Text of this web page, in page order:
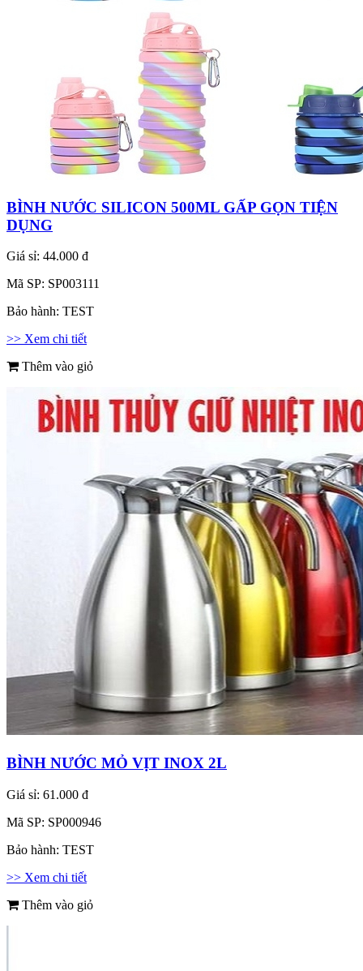
BÌNH NƯỚC SILICON 500ML GẤP GỌN TIỆN
DỤNG
Giá sỉ: 44.000 đ
Mã SP: SP003111
Bảo hành: TEST
>> Xem chi tiết
Thêm vào giỏ
BÌNH NƯỚC MỎ VỊT INOX 2L
Giá sỉ: 61.000 đ
Mã SP: SP000946
Bảo hành: TEST
>> Xem chi tiết
Thêm vào giỏ